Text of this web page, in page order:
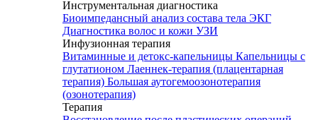
Инструментальная диагностика
Биоимпедансный анализ состава тела ЭКГ
Диагностика волос и кожи УЗИ
Инфузионная терапия
Витаминные и детокс-капельницы Капельницы с
глутатионом Лаеннек-терапия (плацентарная
терапия) Большая аутогемоозонотерапия
(озонотерапия)
Терапия